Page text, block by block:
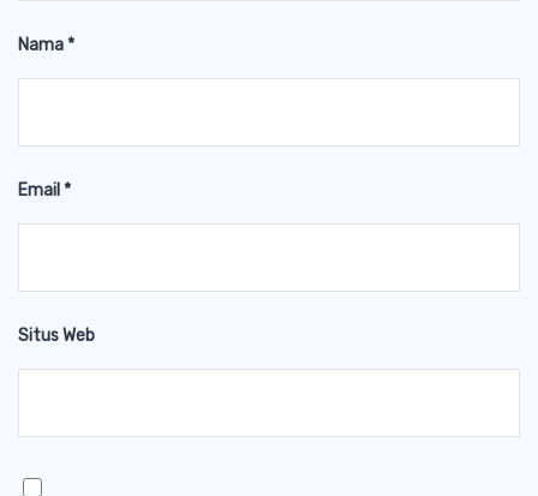
Nama*
Email *
Situs Web